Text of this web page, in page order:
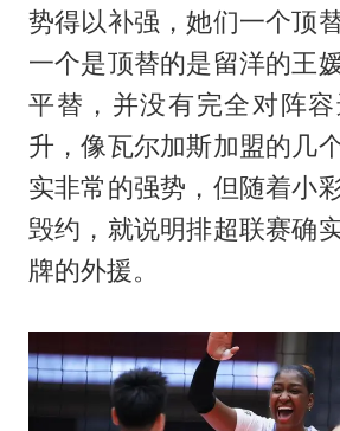
势得以补强，她们一个顶
一个是顶替的是留洋的王
平替，并没有完全对阵
升，像瓦尔加斯加盟的几
实非常的强势，但随着小
毁约，就说明排超联赛确
牌的外援。